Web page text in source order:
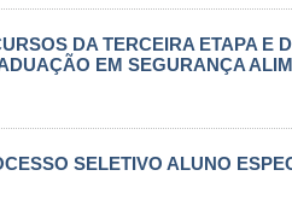
DA TERCEIRA ETAPA E
EM SEGURANÇA
SELETIVO ALUNO